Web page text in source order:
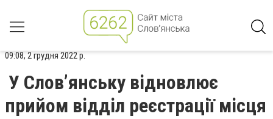
09:08, 2 грудня 2022 р.
У Слов’янську відновлює
прийом відділ реєстрації місця